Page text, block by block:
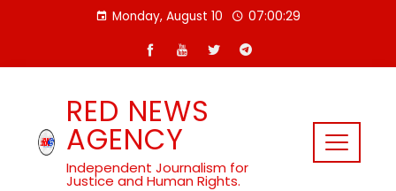
Monday, August 10 07:00:29
RED NEWS
AGENCY
Independent Journalism for
Justice and Human Rights.